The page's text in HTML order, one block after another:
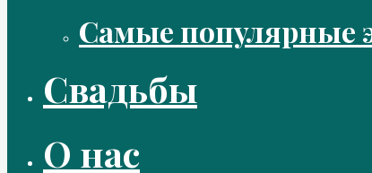
Самые популярные
Свадьбы
О нас